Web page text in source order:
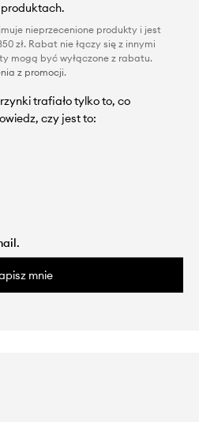
nieprzecenione produkty i jest
zł. Rabat nie łączy się z innymi
mogą być wyłączone z rabatu.
z promocji.
trafiało tylko to, co
czy jest to:
mnie